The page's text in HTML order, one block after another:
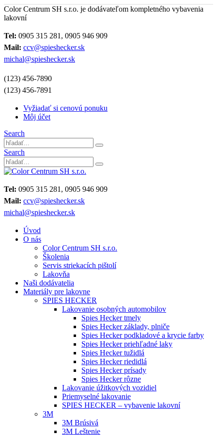
Color Centrum SH s.r.o. je dodávateľom kompletného vybavenia
lakovní
Tel: 0905 315 281, 0905 946 909
Mail: ccv@spieshecker.sk
michal@spieshecker.sk
(123) 456-7890
(123) 456-7891
Vyžiadať si cenovú ponuku
Môj účet
Search
Search
Tel: 0905 315 281, 0905 946 909
Mail: ccv@spieshecker.sk
michal@spieshecker.sk
Úvod
O nás
Color Centrum SH s.r.o.
Školenia
Servis striekacích pištolí
Lakovňa
Naši dodávatelia
Materiály pre lakovne
SPIES HECKER
Lakovanie osobných automobilov
Spies Hecker tmely
Spies Hecker základy, plniče
Spies Hecker podkladové a krycie farby
Spies Hecker priehľadné laky
Spies Hecker tužidlá
Spies Hecker riedidlá
Spies Hecker prísady
Spies Hecker rôzne
Lakovanie úžitkových vozidiel
Priemyselné lakovanie
SPIES HECKER – vybavenie lakovní
3M
3M Brúsivá
3M Leštenie